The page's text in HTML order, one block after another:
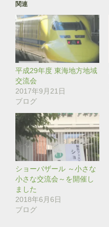
i
t
r
で
共
有
(
新
し
い
ウ
ィ
ン
ド
ウ
で
開
き
ま
す
)
で
共
有
す
る
は
ク
リ
ッ
し
て
さ
い
(
新
し
い
ウ
ィ
ン
ド
ウ
き
ま
関連
平成29年度 東海地方地域
交流会
2017年9月21日
ブログ
ショーバザール ～小さな
小さな交流会～を開催し
ました
2018年6月6日
ブログ